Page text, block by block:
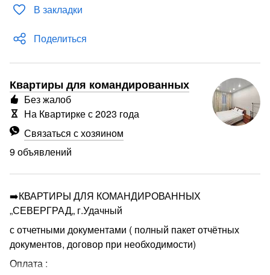
В закладки
Поделиться
Квартиры для командированных
Связаться с хозяином
9 объявлений
Без жалоб
На Квартирке с 2023 года
➡️КВАРТИРЫ ДЛЯ КОМАНДИРОВАННЫХ
„СЕВЕРГРАД„ г.Удачный
с отчетными документами ( полный пакет отчётных
документов, договор при необходимости)
Оплата :